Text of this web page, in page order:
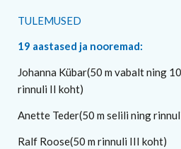
TULEMUSED
19 aastased ja nooremad:
Johanna Kübar(50 m vabalt ning
rinnuli II koht)
Anette Teder(50 m selili ning
Ralf Roose(50 m rinnuli III koht)